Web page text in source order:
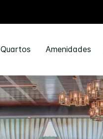
Quartos Amenidades